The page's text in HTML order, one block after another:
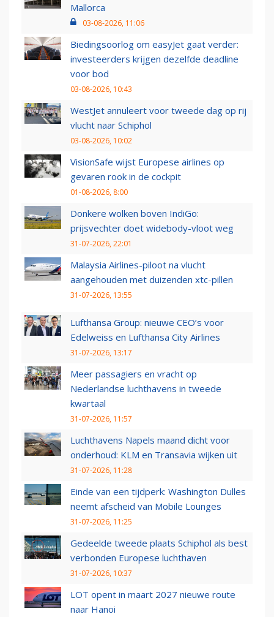
Mallorca
03-08-2026, 11:06
Biedingsoorlog om easyJet gaat verder:
investeerders krijgen dezelfde deadline
voor bod
03-08-2026, 10:43
WestJet annuleert voor tweede dag op rij
vlucht naar Schiphol
03-08-2026, 10:02
VisionSafe wijst Europese airlines op
gevaren rook in de cockpit
01-08-2026, 8:00
Donkere wolken boven IndiGo:
prijsvechter doet widebody-vloot weg
31-07-2026, 22:01
Malaysia Airlines-piloot na vlucht
aangehouden met duizenden xtc-pillen
31-07-2026, 13:55
Lufthansa Group: nieuwe CEO’s voor
Edelweiss en Lufthansa City Airlines
31-07-2026, 13:17
Meer passagiers en vracht op
Nederlandse luchthavens in tweede
kwartaal
31-07-2026, 11:57
Luchthavens Napels maand dicht voor
onderhoud: KLM en Transavia wijken uit
31-07-2026, 11:28
Einde van een tijdperk: Washington Dulles
neemt afscheid van Mobile Lounges
31-07-2026, 11:25
Gedeelde tweede plaats Schiphol als best
verbonden Europese luchthaven
31-07-2026, 10:37
LOT opent in maart 2027 nieuwe route
naar Hanoi